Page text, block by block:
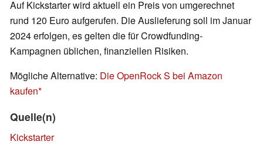
Auf Kickstarter wird aktuell ein Preis von umgerechnet
rund 120 Euro aufgerufen. Die Auslieferung soll im Januar
2024 erfolgen, es gelten die für Crowdfunding-
Kampagnen üblichen, finanziellen Risiken.
Mögliche Alternative: Die OpenRock S bei Amazon
kaufen
Quelle(n)
Kickstarter